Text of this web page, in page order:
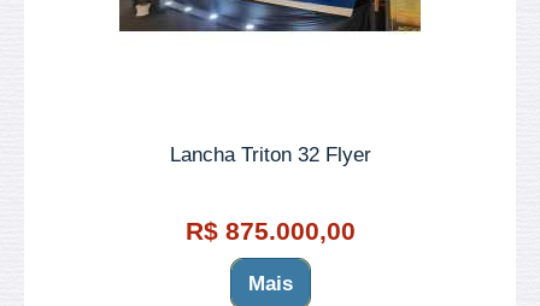
Lancha Triton 32 Flyer
R$ 875.000,00
Mais